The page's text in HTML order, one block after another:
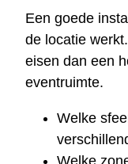
Een goede
de locatie
eisen dan een
eventruimte.
Welke